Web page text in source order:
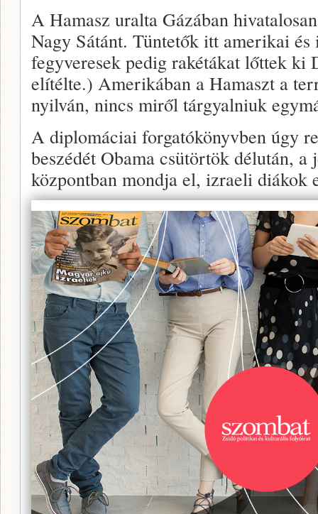
A Hamasz uralta Gázában
Nagy Sátánt. Tüntetők itt amerikai
fegyveresek pedig rakétákat lőttek ki
elítélte.) Amerikában a Hamaszt a
nyilván, nincs miről tárgyalniuk
A diplomáciai forgatókönyvben úgy
beszédét Obama csütörtök délután, a
központban mondja el, izraeli diákok